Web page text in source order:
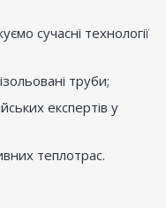
сучасні технології
труби;
експертів у
теплотрас.